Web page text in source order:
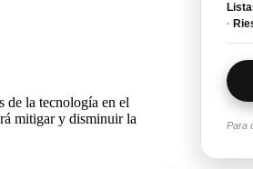
de la tecnología en el
mitigar y disminuir la
·
Para